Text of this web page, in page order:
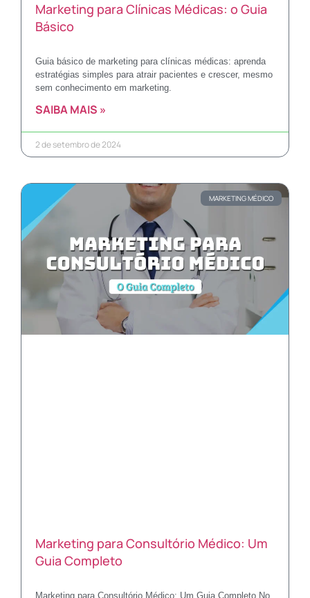
Marketing para Clínicas Médicas: o Guia
Básico
Guia básico de marketing para clínicas médicas: aprenda
estratégias simples para atrair pacientes e crescer, mesmo
sem conhecimento em marketing.
SAIBA MAIS »
2 de setembro de 2024
MARKETING MÉDICO
Marketing para Consultório Médico: Um
Guia Completo
Marketing para Consultório Médico: Um Guia Completo No